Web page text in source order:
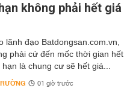
không phải hết giá
lãnh đạo Batdongsan.com.vn,
phải cứ đến mốc thời gian hết
hạn là chung cư sẽ hết giá...
01 giờ trước